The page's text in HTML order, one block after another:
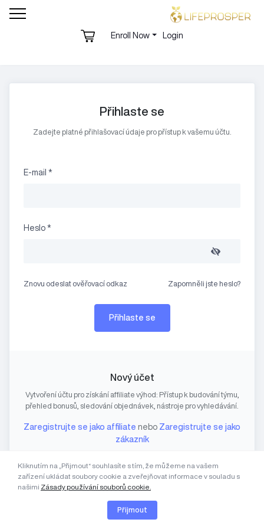
Enroll Now Login
Přihlaste se
Zadejte platné přihlašovací údaje pro přístup k vašemu účtu.
E-mail *
Heslo *
Znovu odeslat ověřovací odkaz Zapomněli jste heslo?
Nový účet
Vytvoření účtu pro získání affiliate výhod: Přístup k budování týmu,
přehled bonusů, sledování objednávek, nástroje pro vyhledávání.
Zaregistrujte se jako affiliate nebo Zaregistrujte se jako
zákazník
Kliknutím na „Přijmout“ souhlasíte s tím, že můžeme na vašem
zařízení ukládat soubory cookie a zveřejňovat informace v souladu s
našimi Zásady používání souborů cookie.
Přijmout